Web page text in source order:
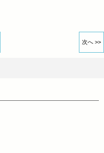
次へ >>